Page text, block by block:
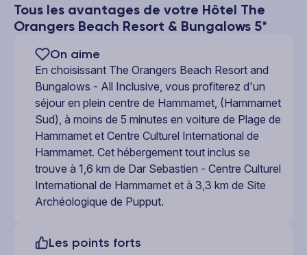
Tous les avantages de votre Hôtel The
Orangers Beach Resort & Bungalows 5*
On aime
En choisissant The Orangers Beach Resort and
Bungalows - All Inclusive, vous profiterez d'un
séjour en plein centre de Hammamet, (Hammamet
Sud), à moins de 5 minutes en voiture de Plage de
Hammamet et Centre Culturel International de
Hammamet. Cet hébergement tout inclus se
trouve à 1,6 km de Dar Sebastien - Centre Culturel
International de Hammamet et à 3,3 km de Site
Archéologique de Pupput.
Les points forts